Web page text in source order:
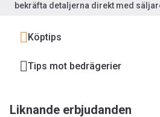
bekräfta detaljerna direkt med
Köptips
Tips mot bedrägerier
Liknande erbjudanden